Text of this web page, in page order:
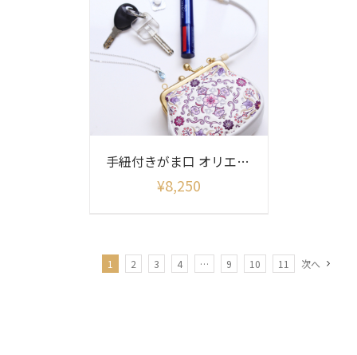
手紐付きがま口 オリエント柄
¥8,250
1 2 3 4 … 9 10 11 次へ